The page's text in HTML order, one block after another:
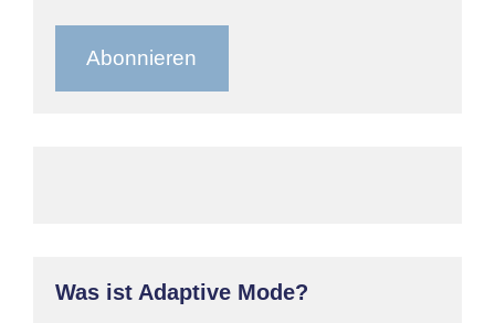
Abonnieren
Was ist Adaptive Mode?